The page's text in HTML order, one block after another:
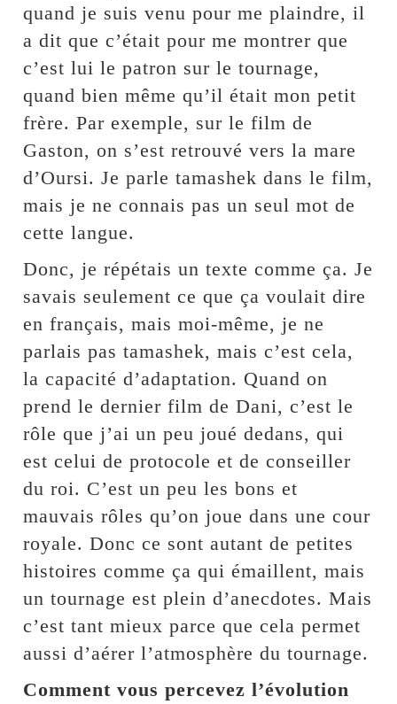
quand je suis venu pour me plaindre, il
a dit que c’était pour me montrer que
c’est lui le patron sur le tournage,
quand bien même qu’il était mon petit
frère. Par exemple, sur le film de
Gaston, on s’est retrouvé vers la mare
d’Oursi. Je parle tamashek dans le film,
mais je ne connais pas un seul mot de
cette langue.
Donc, je répétais un texte comme ça. Je
savais seulement ce que ça voulait dire
en français, mais moi-même, je ne
parlais pas tamashek, mais c’est cela,
la capacité d’adaptation. Quand on
prend le dernier film de Dani, c’est le
rôle que j’ai un peu joué dedans, qui
est celui de protocole et de conseiller
du roi. C’est un peu les bons et
mauvais rôles qu’on joue dans une cour
royale. Donc ce sont autant de petites
histoires comme ça qui émaillent, mais
un tournage est plein d’anecdotes. Mais
c’est tant mieux parce que cela permet
aussi d’aérer l’atmosphère du tournage.
Comment vous percevez l’évolution